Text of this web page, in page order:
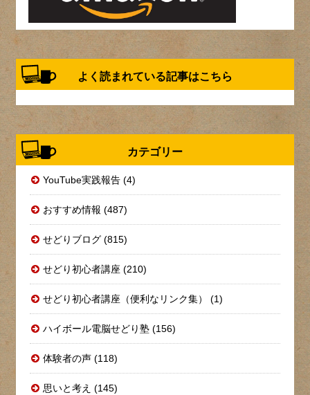
よく読まれている記事はこちら
カテゴリー
YouTube実践報告 (4)
おすすめ情報 (487)
せどりブログ (815)
せどり初心者講座 (210)
せどり初心者講座（便利なリンク集） (1)
ハイボール電脳せどり塾 (156)
体験者の声 (118)
思いと考え (145)